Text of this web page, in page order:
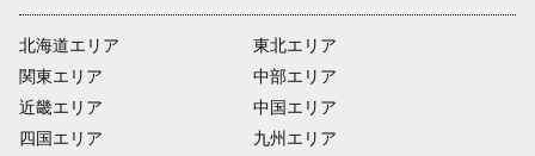
北海道エリア
関東エリア
近畿エリア
四国エリア
東北エリア
中部エリア
中国エリア
九州エリア